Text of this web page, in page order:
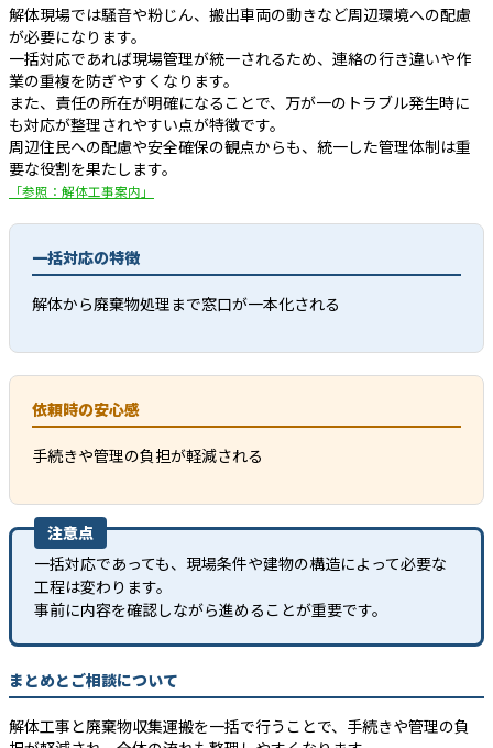
解体現場では騒音や粉じん、搬出車両の動きなど周辺環境への配慮
が必要になります。
一括対応であれば現場管理が統一されるため、連絡の行き違いや作
業の重複を防ぎやすくなります。
また、責任の所在が明確になることで、万が一のトラブル発生時に
も対応が整理されやすい点が特徴です。
周辺住民への配慮や安全確保の観点からも、統一した管理体制は重
要な役割を果たします。
「参照：解体工事案内」
一括対応の特徴
解体から廃棄物処理まで窓口が一本化される
依頼時の安心感
手続きや管理の負担が軽減される
注意点
一括対応であっても、現場条件や建物の構造によって必要な
工程は変わります。
事前に内容を確認しながら進めることが重要です。
まとめとご相談について
解体工事と廃棄物収集運搬を一括で行うことで、手続きや管理の負